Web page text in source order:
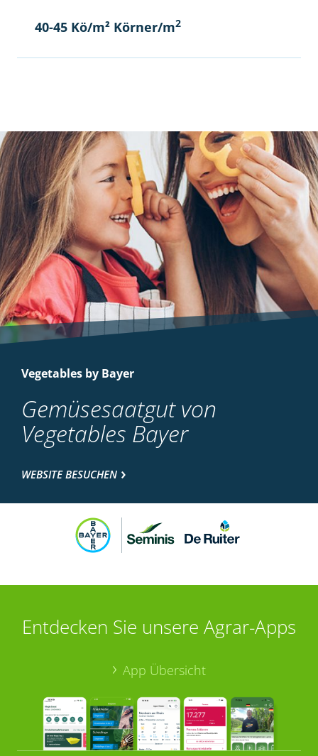
40-45 Kö/m² Körner/m2
Vegetables by Bayer
Gemüsesaatgut von
Vegetables Bayer
WEBSITE BESUCHEN
Entdecken Sie unsere Agrar-Apps
App Übersicht